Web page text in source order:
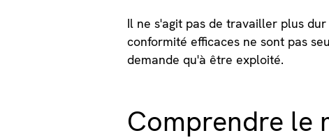
Il ne s'agit pas de travailler plus
conformité efficaces ne sont pas
demande qu'à être exploité.
Comprendre le